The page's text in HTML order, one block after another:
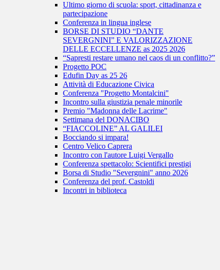
Ultimo giorno di scuola: sport, cittadinanza e
partecipazione
Conferenza in lingua inglese
BORSE DI STUDIO “DANTE
SEVERGNINI” E VALORIZZAZIONE
DELLE ECCELLENZE as 2025 2026
“Sapresti restare umano nel caos di un conflitto?”
Progetto POC
Edufin Day as 25 26
Attività di Educazione Civica
Conferenza "Progetto Montalcini"
Incontro sulla giustizia penale minorile
Premio "Madonna delle Lacrime"
Settimana del DONACIBO
“FIACCOLINE” AL GALILEI
Bocciando si impara!
Centro Velico Caprera
Incontro con l'autore Luigi Vergallo
Conferenza spettacolo: Scientifici prestigi
Borsa di Studio "Severgnini" anno 2026
Conferenza del prof. Castoldi
Incontri in biblioteca